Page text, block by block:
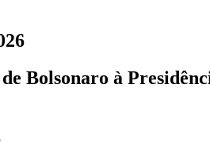
Bolsonaro à